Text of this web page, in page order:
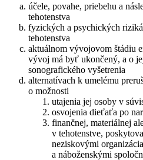
účele, povahe, priebehu a
tehotenstva
fyzických a psychických
tehotenstva
aktuálnom vývojovom štádiu
vývoj má byť ukončený, a o
sonografického vyšetrenia
alternatívach k umelému
o možnosti
utajenia jej osoby v
osvojenia dieťaťa po
finančnej, materiálnej
v tehotenstve,
neziskovými
a náboženskými